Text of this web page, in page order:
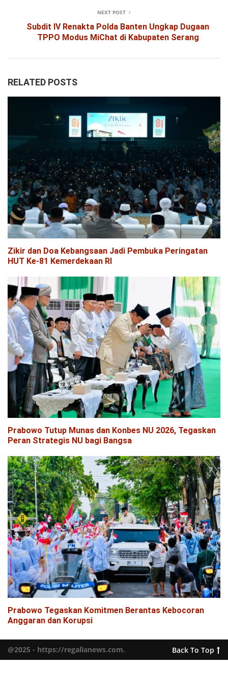
NEXT POST
Subdit IV Renakta Polda Banten Ungkap Dugaan
TPPO Modus MiChat di Kabupaten Serang
RELATED POSTS
Zikir dan Doa Kebangsaan Jadi Pembuka Peringatan
HUT Ke-81 Kemerdekaan RI
Prabowo Tutup Munas dan Konbes NU 2026, Tegaskan
Peran Strategis NU bagi Bangsa
Prabowo Tegaskan Komitmen Berantas Kebocoran
Anggaran dan Korupsi
@2025 - https://regalianews.com. Back To Top